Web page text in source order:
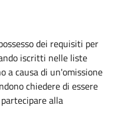
dei requisiti per
iscritti nelle liste
a causa di un'omissione
chiedere di essere
alla